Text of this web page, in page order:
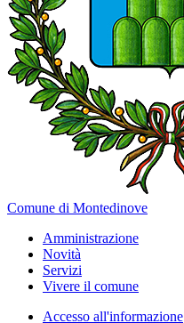
Comune di Montedinove
Amministrazione
Novità
Servizi
Vivere il comune
Accesso all'informazione